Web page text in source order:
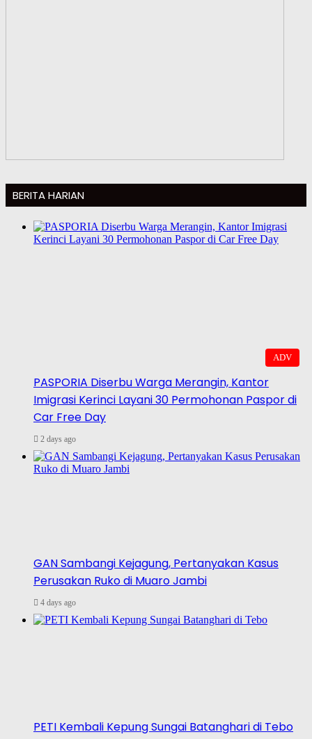
BERITA HARIAN
ADV
PASPORIA Diserbu Warga Merangin, Kantor
Imigrasi Kerinci Layani 30 Permohonan Paspor di
Car Free Day
2 days ago
GAN Sambangi Kejagung, Pertanyakan Kasus
Perusakan Ruko di Muaro Jambi
4 days ago
PETI Kembali Kepung Sungai Batanghari di Tebo